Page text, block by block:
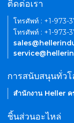
ติดต่อเรา
โทรศัพท์ : +1-973-
โทรศัพท์ : +1-973-
การสนับสนุนทั่วโ
สำนักงาน Heller
ชิ้นส่วนอะไหล่